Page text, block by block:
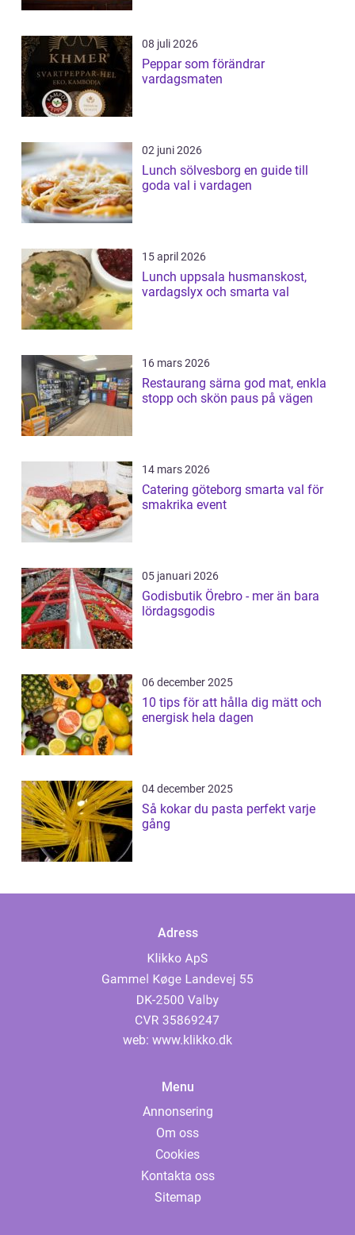
08 juli 2026
Peppar som förändrar
vardagsmaten
02 juni 2026
Lunch sölvesborg en guide till
goda val i vardagen
15 april 2026
Lunch uppsala husmanskost,
vardagslyx och smarta val
16 mars 2026
Restaurang särna god mat, enkla
stopp och skön paus på vägen
14 mars 2026
Catering göteborg smarta val för
smakrika event
05 januari 2026
Godisbutik Örebro - mer än bara
lördagsgodis
06 december 2025
10 tips för att hålla dig mätt och
energisk hela dagen
04 december 2025
Så kokar du pasta perfekt varje
gång
Adress
web: www.klikko.dk
Menu
Annonsering
Om oss
Cookies
Kontakta oss
Sitemap